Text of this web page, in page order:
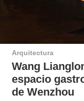
Arquitectura
Wang
espacio
de Wenzhou